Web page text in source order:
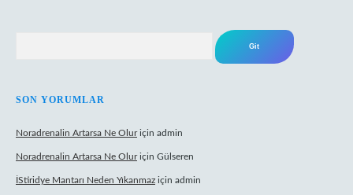
SON YORUMLAR
Noradrenalin Artarsa Ne Oluriçin admin
Noradrenalin Artarsa Ne Oluriçin Gülseren
İStiridye Mantarı Neden Yıkanmaz için admin